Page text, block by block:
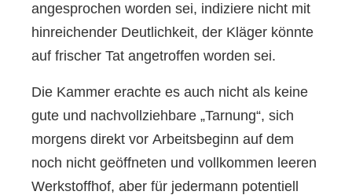
angesprochen worden sei, indiziere nicht mit
hinreichender Deutlichkeit, der Kläger könnte
auf frischer Tat angetroffen worden sei.
Die Kammer erachte es auch nicht als keine
gute und nachvollziehbare „Tarnung“, sich
morgens direkt vor Arbeitsbeginn auf dem
noch nicht geöffneten und vollkommen leeren
Werkstoffhof, aber für jedermann potentiell